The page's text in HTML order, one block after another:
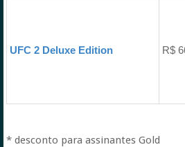
UFC 2 Deluxe Edition R$
* desconto para assinantes Gold